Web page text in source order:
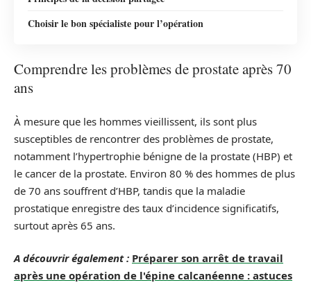
Choisir le bon spécialiste pour l’opération
Comprendre les problèmes de prostate après 70
ans
À mesure que les hommes vieillissent, ils sont plus
susceptibles de rencontrer des problèmes de prostate,
notamment l’hypertrophie bénigne de la prostate (HBP) et
le cancer de la prostate. Environ 80 % des hommes de plus
de 70 ans souffrent d’HBP, tandis que la maladie
prostatique enregistre des taux d’incidence significatifs,
surtout après 65 ans.
A découvrir également : Préparer son arrêt de travail
après une opération de l'épine calcanéenne : astuces